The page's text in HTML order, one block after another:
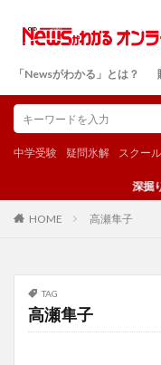
「Newsがわかる」とは？
中学受験 疑問氷解 スクー
深掘
HOME 高瀬隼子
TAG
高瀬隼子